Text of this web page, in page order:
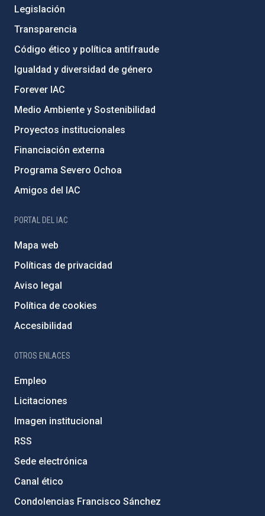
Legislación
Transparencia
Código ético y política antifraude
Igualdad y diversidad de género
Forever IAC
Medio Ambiente y Sostenibilidad
Proyectos institucionales
Financiación externa
Programa Severo Ochoa
Amigos del IAC
PORTAL DEL IAC
Mapa web
Políticas de privacidad
Aviso legal
Política de cookies
Accesibilidad
OTROS ENLACES
Empleo
Licitaciones
Imagen institucional
RSS
Sede electrónica
Canal ético
Condolencias Francisco Sánchez